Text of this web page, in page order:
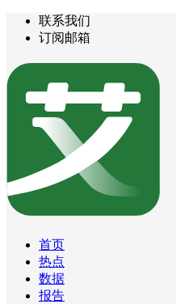
联系我们
订阅邮箱
首页
热点
数据
报告